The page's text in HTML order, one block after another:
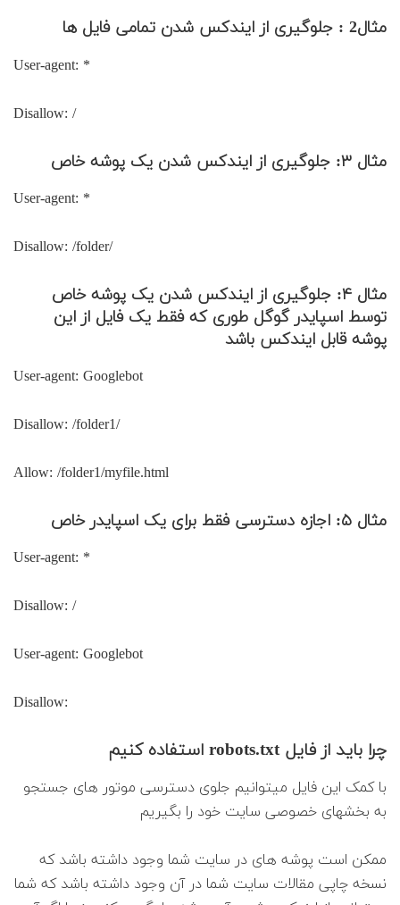
مثال2 : جلوگیری از ایندکس شدن تمامی فایل ها
User-agent: *
Disallow: /
مثال ۳: جلوگیری از ایندکس شدن یک پوشه خاص
User-agent: *
Disallow: /folder/
مثال ۴: جلوگیری از ایندکس شدن یک پوشه خاص
توسط اسپایدر گوگل طوری که فقط یک فایل از این
پوشه قابل ایندکس باشد
User-agent: Googlebot
Disallow: /folder1/
Allow: /folder1/myfile.html
مثال ۵: اجازه دسترسی فقط برای یک اسپایدر خاص
User-agent: *
Disallow: /
User-agent: Googlebot
Disallow:
چرا باید از فایل robots.txt استفاده کنیم
با کمک این فایل میتوانیم جلوی دسترسی موتور های جستجو
به بخشهای خصوصی سایت خود را بگیریم
ممکن است پوشه های در سایت شما وجود داشته باشد که
نسخه چاپی مقالات سایت شما در آن وجود داشته باشد که شما